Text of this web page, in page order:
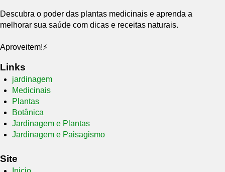
Descubra o poder das plantas medicinais e aprenda a
melhorar sua saúde com dicas e receitas naturais.
Aproveitem!⚡
Links
jardinagem
Medicinais
Plantas
Botânica
Jardinagem e Plantas
Jardinagem e Paisagismo
Site